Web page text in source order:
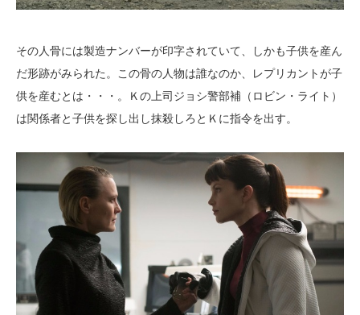
その人骨には製造ナンバーが印字されていて、しかも子供を産ん
だ形跡がみられた。この骨の人物は誰なのか、レプリカントが子
供を産むとは・・・。Ｋの上司ジョシ警部補（ロビン・ライト）
は関係者と子供を探し出し抹殺しろとＫに指令を出す。